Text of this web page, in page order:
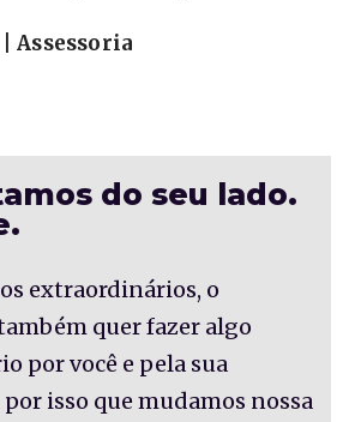
Assessoria
do seu lado.
extraordinários, o
quer fazer algo
por você e pela sua
por isso que mudamos nossa